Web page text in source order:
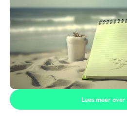
Lees meer over